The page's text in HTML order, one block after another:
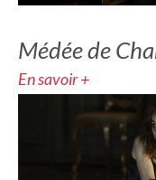
Médée de
En savoir +